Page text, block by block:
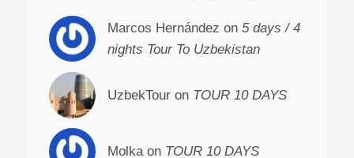
Marcos Hernández on 5 days / 4
nights Tour To Uzbekistan
UzbekTour on TOUR 10 DAYS
Molka on TOUR 10 DAYS